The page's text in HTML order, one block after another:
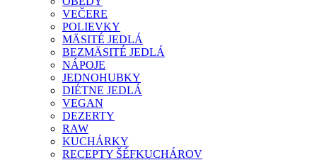
VEČERE
POLIEVKY
MÄSITÉ JEDLÁ
BEZMÄSITÉ JEDLÁ
NÁPOJE
JEDNOHUBKY
DIÉTNE JEDLÁ
VEGAN
DEZERTY
RAW
KUCHÁRKY
RECEPTY ŠÉFKUCHÁROV